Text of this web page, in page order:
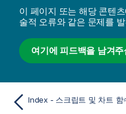
이 페이지 또는 해당 콘텐
술적 오류와 같은 문제를
여기에 피드백을 남겨
Index - 스크립트 및 차트 함